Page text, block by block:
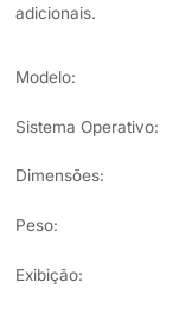
adicionais.
Modelo:
Sistema Operativo:
Dimensões:
Peso:
Exibição: